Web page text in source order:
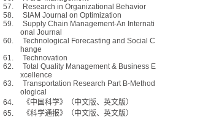
57.
Research in Organizational Behavior
58.
SIAM Journal on Optimization
59.
Supply Chain Management-An Internati
onal Journal
60.
Technological Forecasting and Social C
hange
61.
Technovation
62.
Total Quality Management & Business E
xcellence
63.
Transportation Research Part B-Method
ological
64.
《中国科学》（中文版、英文版）
65.
《科学通报》（中文版、英文版）